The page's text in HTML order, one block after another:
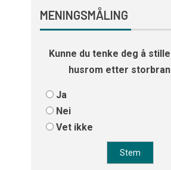
MENINGSMÅLING
Kunne du tenke deg å
husrom etter
Ja
Nei
Vet ikke